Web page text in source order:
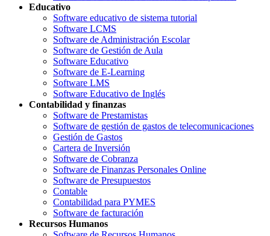
Educativo
Software educativo de sistema tutorial
Software LCMS
Software de Administración Escolar
Software de Gestión de Aula
Software Educativo
Software de E-Learning
Software LMS
Software Educativo de Inglés
Contabilidad y finanzas
Software de Prestamistas
Software de gestión de gastos de telecomunicaciones
Gestión de Gastos
Cartera de Inversión
Software de Cobranza
Software de Finanzas Personales Online
Software de Presupuestos
Contable
Contabilidad para PYMES
Software de facturación
Recursos Humanos